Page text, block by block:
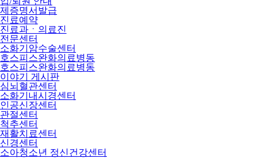
제증명서발급
진료예약
진료과ㆍ의료진
전문센터
소화기암수술센터
호스피스완화의료병동
호스피스완화의료병동
이야기 게시판
심뇌혈관센터
소화기내시경센터
인공신장센터
관절센터
척추센터
재활치료센터
신경센터
소아청소년 정신건강센터